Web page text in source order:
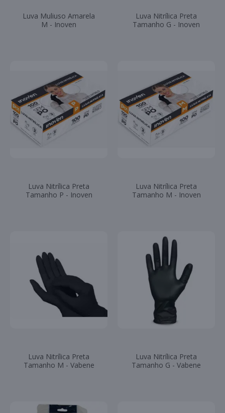
Luva Muliuso Amarela
M - Inoven
Luva Nitrílica Preta
Tamanho G - Inoven
Luva Nitrílica Preta
Tamanho P - Inoven
Luva Nitrílica Preta
Tamanho M - Inoven
Luva Nitrílica Preta
Tamanho M - Vabene
Luva Nitrílica Preta
Tamanho G - Vabene